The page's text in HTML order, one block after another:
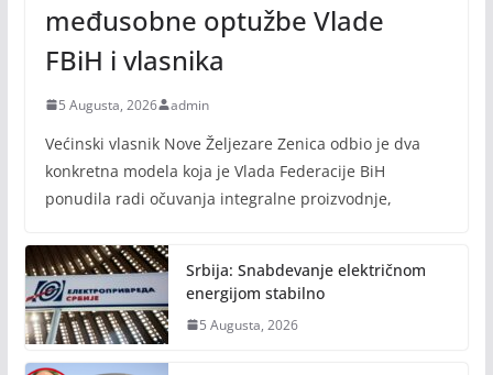
međusobne optužbe Vlade
FBiH i vlasnika
5 Augusta, 2026 admin
Većinski vlasnik Nove Željezare Zenica odbio je dva
konkretna modela koja je Vlada Federacije BiH
ponudila radi očuvanja integralne proizvodnje,
Srbija: Snabdevanje električnom
energijom stabilno
5 Augusta, 2026